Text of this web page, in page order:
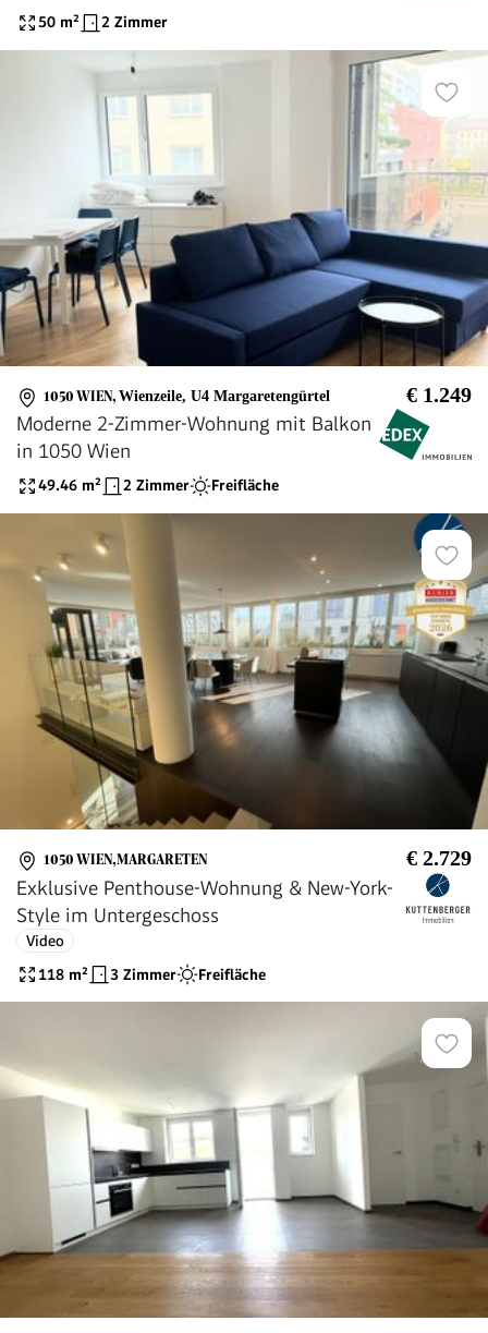
50 m² 2 Zimmer
1050 WIEN, Wienzeile, U4 Margaretengürtel € 1.249
Moderne 2-Zimmer-Wohnung mit Balkon
in 1050 Wien
49.46 m² 2 Zimmer Freifläche
1050 WIEN,MARGARETEN € 2.729
Exklusive Penthouse-Wohnung & New-York-
Style im Untergeschoss
Video
118 m² 3 Zimmer Freifläche